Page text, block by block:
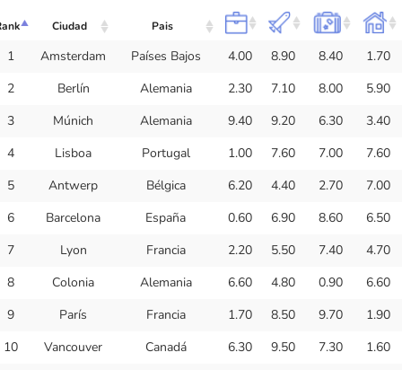
Ciudad Pais
1 Amsterdam Países Bajos 4.00 8.90 8.40
1.70
2
Berlín Alemania 2.30 7.10 8.00
5.90
3
Múnich Alemania 9.40 9.20 6.30
3.40
4
Lisboa Portugal 1.00 7.60 7.00
7.60
5
Antwerp Bélgica 6.20 4.40 2.70
7.00
6
Barcelona España 0.60 6.90 8.60
6.50
7
Lyon Francia 2.20 5.50 7.40
4.70
8
Colonia Alemania 6.60 4.80 0.90
6.60
9
París Francia 1.70 8.50 9.70
1.90
10
Vancouver Canadá 6.30 9.50 7.30
1.60